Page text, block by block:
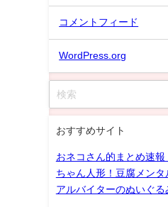
コメントフィード
WordPress.org
おすすめサイト
おネコさん的まとめ速
ちゃん人形！豆腐メン
アルバイターのぬいぐ